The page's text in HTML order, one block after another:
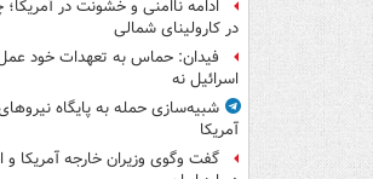
ادامه ناامنی و خشونت در
در کارولینای شمالی
فیدان: حماس به تعهدات خود عمل
اسرائیل نه
شبیه‌سازی حمله به پایگاه
آمریکا
گفت وگوی وزیران خارجه آمریکا و